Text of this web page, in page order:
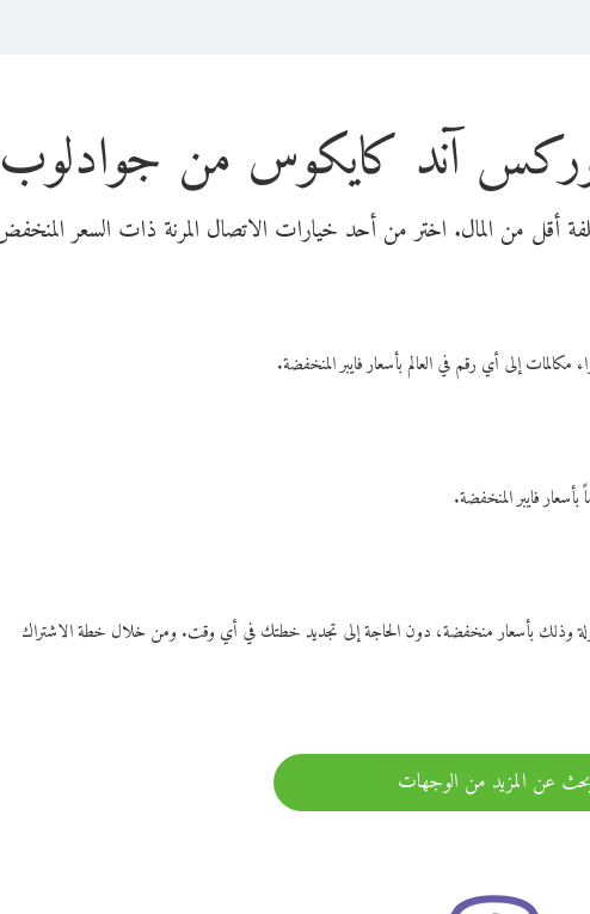
آند كايكوس من جوادلوب
وذلك بأسعار منخفضة، دون الحاجة إلى تجديد خطتك في أي وقت. ومن خلال خطة الاشتراك
بحث عن المزيد من الوجهات